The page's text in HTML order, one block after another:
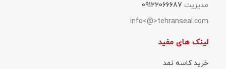
مدیریت 09122066687
info<@>tehranseal.com
لینک های مفید
خرید کاسه نمد